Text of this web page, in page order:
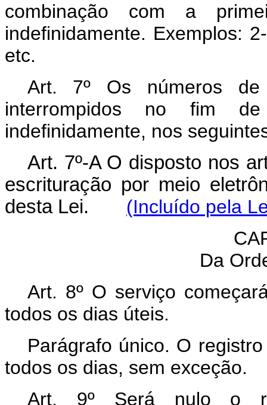
combinação com a
indefinidamente. Exemplos:
etc.
Art. 7º Os números
interrompidos no fim
indefinidamente, nos
Art. 7º-A O disposto nos
escrituração por meio
desta Lei. (Incluído pela
Da
Art. 8º O serviço
todos os dias úteis.
Parágrafo único. O
todos os dias, sem exceção.
Art. 9º Será nulo o